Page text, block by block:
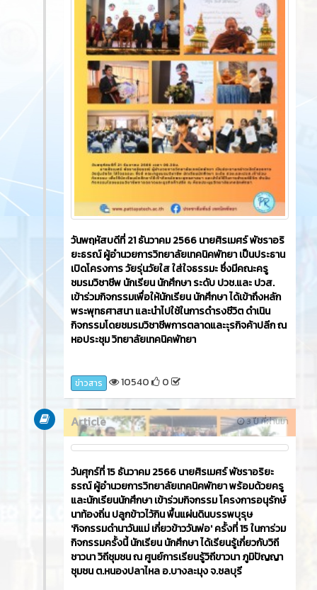
วันศุกร์ที่ 22 ธันวาคม 2566​ นายศิรเมศร์ พัชราอริยะ
ธรณ์ ผู้อำนวยการวิทยาลัยเทคนิคพัทยา เป็นประธาน
เปิดโครงการ Chrismas Day ซึ่งมีคณะครู ผู้บริหาร ครู
ชมรมวิชาชีพ นักเรียน นักศึกษา เข้าร่วมกิจกรรมและยัง
มีการประกวดมิสเตอร์ & มีสทูบีนัมเยอร์วัน ประกวด
PTC GOT'Talent 2023 ดำเนินการโดย ชมรม To Be
Number One และ แผนกวิชาาสามัญสัมพันธ์ ณ อาคาร
โดมเอนกประสงค์ วิทยาลัยเทคนิคพัทยา
ข่าวสาร 10195 0
2 ปี ที่ผ่านมา
News
วันพฤหัสบดีที่ 21 ธันวาคม 2566​ นายศิรเมศร์ พัชราอริ
ยะธรณ์ ผู้อำนวยการวิทยาลัยเทคนิคพัทยา เป็นประธาน
เปิดโครงการ วัยรุ่นวัยใส ใส่ใจธรรมะ ซึ่งมีคณะครู
ชมรมวิชาชีพ นักเรียน นักศึกษา ระดับ ปวช.และ ปวส.